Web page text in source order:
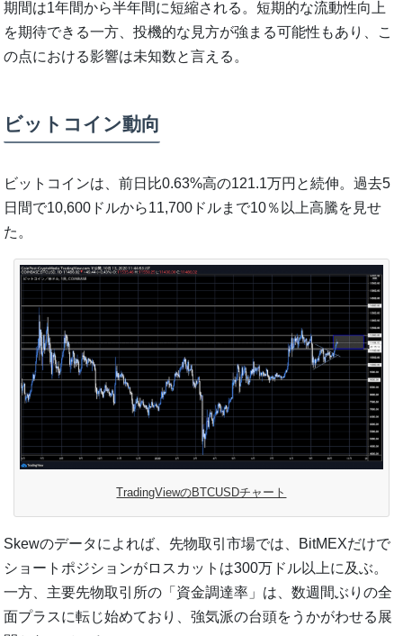
期間は1年間から半年間に短縮される。短期的な流動性向上
を期待できる一方、投機的な見方が強まる可能性もあり、こ
の点における影響は未知数と言える。
ビットコイン動向
ビットコインは、前日比0.63%高の121.1万円と続伸。過去5
日間で10,600ドルから11,700ドルまで10％以上高騰を見せ
た。
TradingViewのBTCUSDチャート
Skewのデータによれば、先物取引市場では、BitMEXだけで
ショートポジションがロスカットは300万ドル以上に及ぶ。
一方、主要先物取引所の「資金調達率」は、数週間ぶりの全
面プラスに転じ始めており、強気派の台頭をうかがわせる展